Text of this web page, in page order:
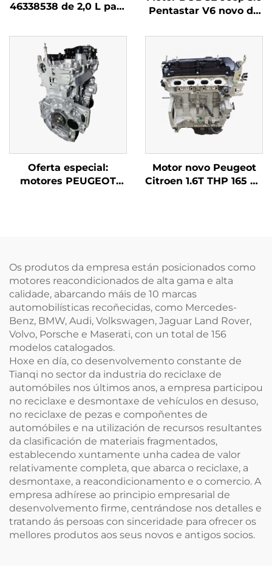
46338538 de 2,0 L para
con motor 2,0T
Pentastar V6 novo de
Grand Cherokee,
Grand Caravan
Oferta especial:
motores PEUGEOT
Motor novo Peugeot
Citroen 1.6T THP 165 de
Os produtos da empresa están posicionados como
motores reacondicionados de alta gama e alta
calidade, abarcando máis de 10 marcas
automobilísticas recoñecidas, como Mercedes-
Benz, BMW, Audi, Volkswagen, Jaguar Land Rover,
Volvo, Porsche e Maserati, con un total de 156
modelos catalogados.
Hoxe en día, co desenvolvemento constante de
Tianqi no sector da industria do reciclaxe de
automóbiles nos últimos anos, a empresa participou
no reciclaxe e desmontaxe de vehículos en desuso,
no reciclaxe de pezas e compoñentes de
automóbiles e na utilización de recursos resultantes
da clasificación de materiais fragmentados,
establecendo xuntamente unha cadea de valor
relativamente completa, que abarca o reciclaxe, a
desmontaxe, a reacondicionamento e o comercio. A
empresa adhírese ao principio empresarial de
desenvolvemento firme, centrándose nos detalles e
tratando ás persoas con sinceridade para ofrecer os
mellores produtos aos seus novos e antigos socios.